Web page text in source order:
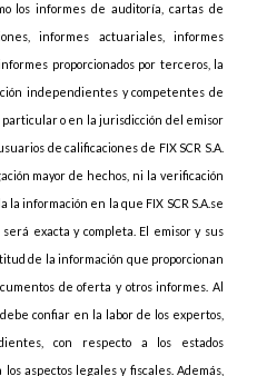
los informes de auditoría, cartas de
informes actuariales, informes
proporcionados por terceros, la
independientes y competentes de
o en la jurisdicción del emisor
de calificaciones de FIX SCR S.A.
mayor de hechos, ni la verificación
información en la que FIX SCR S.A.se
exacta y completa. El emisor y sus
de la información que proporcionan
de oferta y otros informes. Al
confiar en la labor de los expertos,
con respecto a los estados
aspectos legales y fiscales. Además,